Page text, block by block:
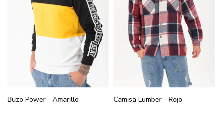
Buzo Power - Amarillo Camisa Lumber - Rojo